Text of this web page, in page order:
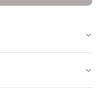
миди из шерсти
Сочетайте с